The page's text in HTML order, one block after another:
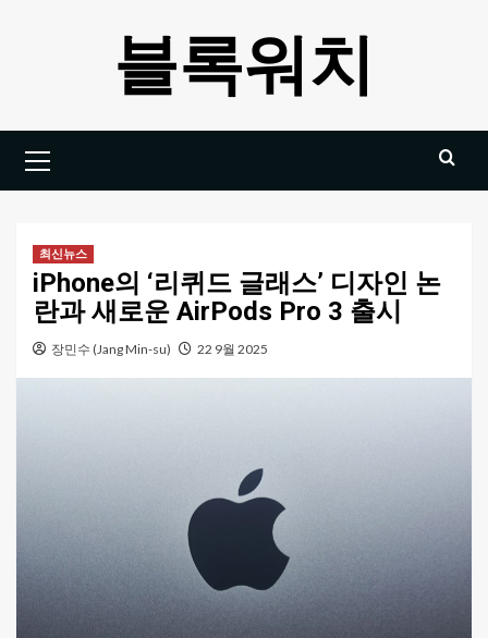
블록워치
Menu
최신뉴스
iPhone의 ‘리퀴드 글래스’ 디자인 논
란과 새로운 AirPods Pro 3 출시
장민수 (Jang Min-su) 22 9월 2025